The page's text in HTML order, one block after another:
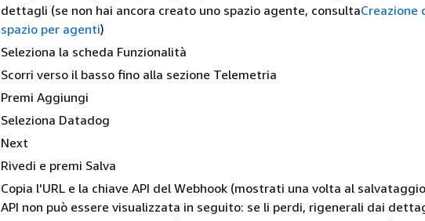
dettagli (se non hai ancora creato uno spazio agente, consultaCreazione
spazio per agenti)
Seleziona la scheda Funzionalità
Scorri verso il basso fino alla sezione Telemetria
Premi Aggiungi
Seleziona Datadog
Next
Rivedi e premi Salva
Copia l'URL e la chiave API del Webhook (mostrati una volta al
API non può essere visualizzata in seguito: se li perdi, rigenerali dai